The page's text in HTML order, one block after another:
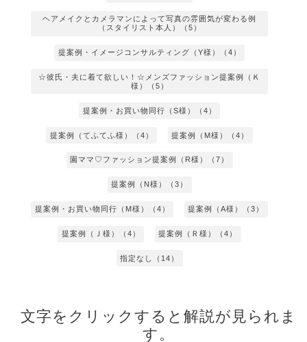
ヘアメイクとカメラマンによって写真の雰囲気が変わる例
（スタイリスト本人）（5）
提案例・イメージコンサルティング（Y様）（4）
☆彼氏・夫に着て欲しい！☆メンズファッション提案例（Ｋ
様）（5）
提案例・お買い物同行（S様）（4）
提案例（てふてふ様）（4） 提案例（M様）（4）
園ママ♡ファッション提案例（R様）（7）
提案例（N様）（3）
提案例・お買い物同行（M様）（4） 提案例（A様）（3）
提案例（Ｊ様）（4） 提案例（Ｒ様）（4）
指定なし（14）
文字をクリックすると解説が見られま
す。